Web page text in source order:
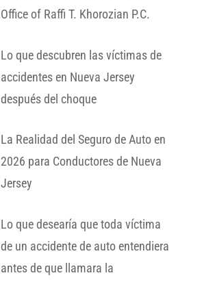
Office of Raffi T. Khorozian P.C.
Lo que descubren las víctimas de
accidentes en Nueva Jersey
después del choque
La Realidad del Seguro de Auto en
2026 para Conductores de Nueva
Jersey
Lo que desearía que toda víctima
de un accidente de auto entendiera
antes de que llamara la